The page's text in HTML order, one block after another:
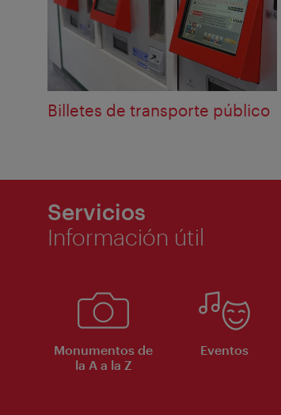
Billetes de transporte público
Servicios
Información útil
Monumentos de
la A a la Z
Eventos